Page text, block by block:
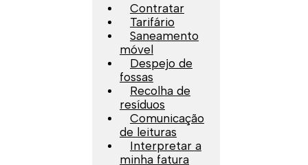
Contratar
Tarifário
Saneamento
móvel
Despejo de
fossas
Recolha de
resíduos
Comunicação
de leituras
Interpretar a
minha fatura